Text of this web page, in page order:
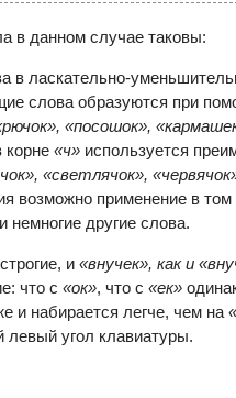
в данном случае таковы:
в ласкательно-
слова образуются при
«посошок»,
корне «ч» используется
«светлячок»,
возможно применение в
и немногие другие слова.
и «внучек», как и
что с «ок», что с «ек»
и набирается легче, чем на
левый угол клавиатуры.